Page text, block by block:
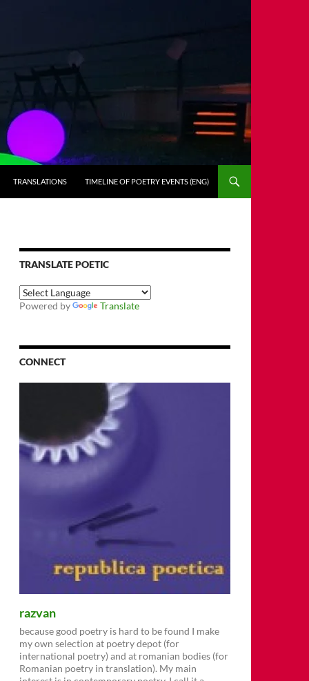
TRANSLATIONS TIMELINE OF POETRY EVENTS (ENG)
TRANSLATE POETIC
Powered by Translate
CONNECT
razvan
because good poetry is hard to be found I make
my own selection at poetry depot (for
international poetry) and at romanian bodies (for
Romanian poetry in translation). My main